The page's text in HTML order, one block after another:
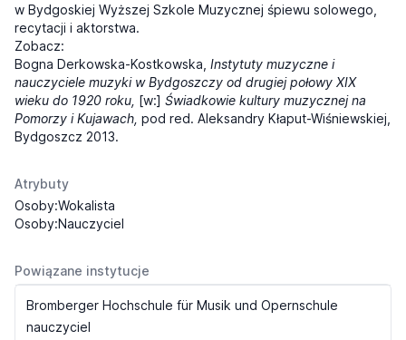
w Bydgoskiej Wyższej Szkole Muzycznej śpiewu solowego,
recytacji i aktorstwa.
Zobacz:
Bogna Derkowska-Kostkowska, Instytuty muzyczne i
nauczyciele muzyki w Bydgoszczy od drugiej połowy XIX
wieku do 1920 roku, [w:] Świadkowie kultury muzycznej na
Pomorzy i Kujawach, pod red. Aleksandry Kłaput-Wiśniewskiej,
Bydgoszcz 2013.
Atrybuty
Osoby:Wokalista
Osoby:Nauczyciel
Powiązane instytucje
Bromberger Hochschule für Musik und Opernschule
nauczyciel